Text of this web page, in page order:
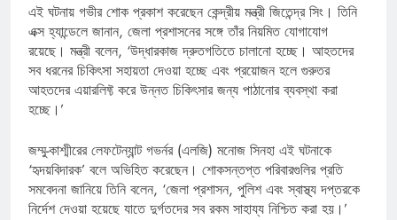
এই ঘটনায় গভীর শোক প্রকাশ করেছেন কেন্দ্রীয় মন্ত্রী জিতেন্দ্র সিং। তিনি
এক্স হ্যান্ডেলে জানান, জেলা প্রশাসনের সঙ্গে তাঁর নিয়মিত যোগাযোগ
রয়েছে। মন্ত্রী বলেন, ‘উদ্ধারকাজ দ্রুতগতিতে চালানো হচ্ছে। আহতদের
সব ধরনের চিকিৎসা সহায়তা দেওয়া হচ্ছে এবং প্রয়োজন হলে গুরুতর
আহতদের এয়ারলিফ্ট করে উন্নত চিকিৎসার জন্য পাঠানোর ব্যবস্থা করা
হচ্ছে।’
জম্মু-কাশ্মীরের লেফটেন্যান্ট গভর্নর (এলজি) মনোজ সিনহা এই ঘটনাকে
‘হৃদয়বিদারক’ বলে অভিহিত করেছেন। শোকসন্তপ্ত পরিবারগুলির প্রতি
সমবেদনা জানিয়ে তিনি বলেন, ‘জেলা প্রশাসন, পুলিশ এবং স্বাস্থ্য দপ্তরকে
নির্দেশ দেওয়া হয়েছে যাতে দুর্গতদের সব রকম সাহায্য নিশ্চিত করা হয়।’